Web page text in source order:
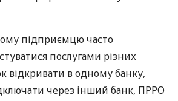
підприємцю часто
послугами різних
відкривати в одному банку,
через інший банк, ПРРО